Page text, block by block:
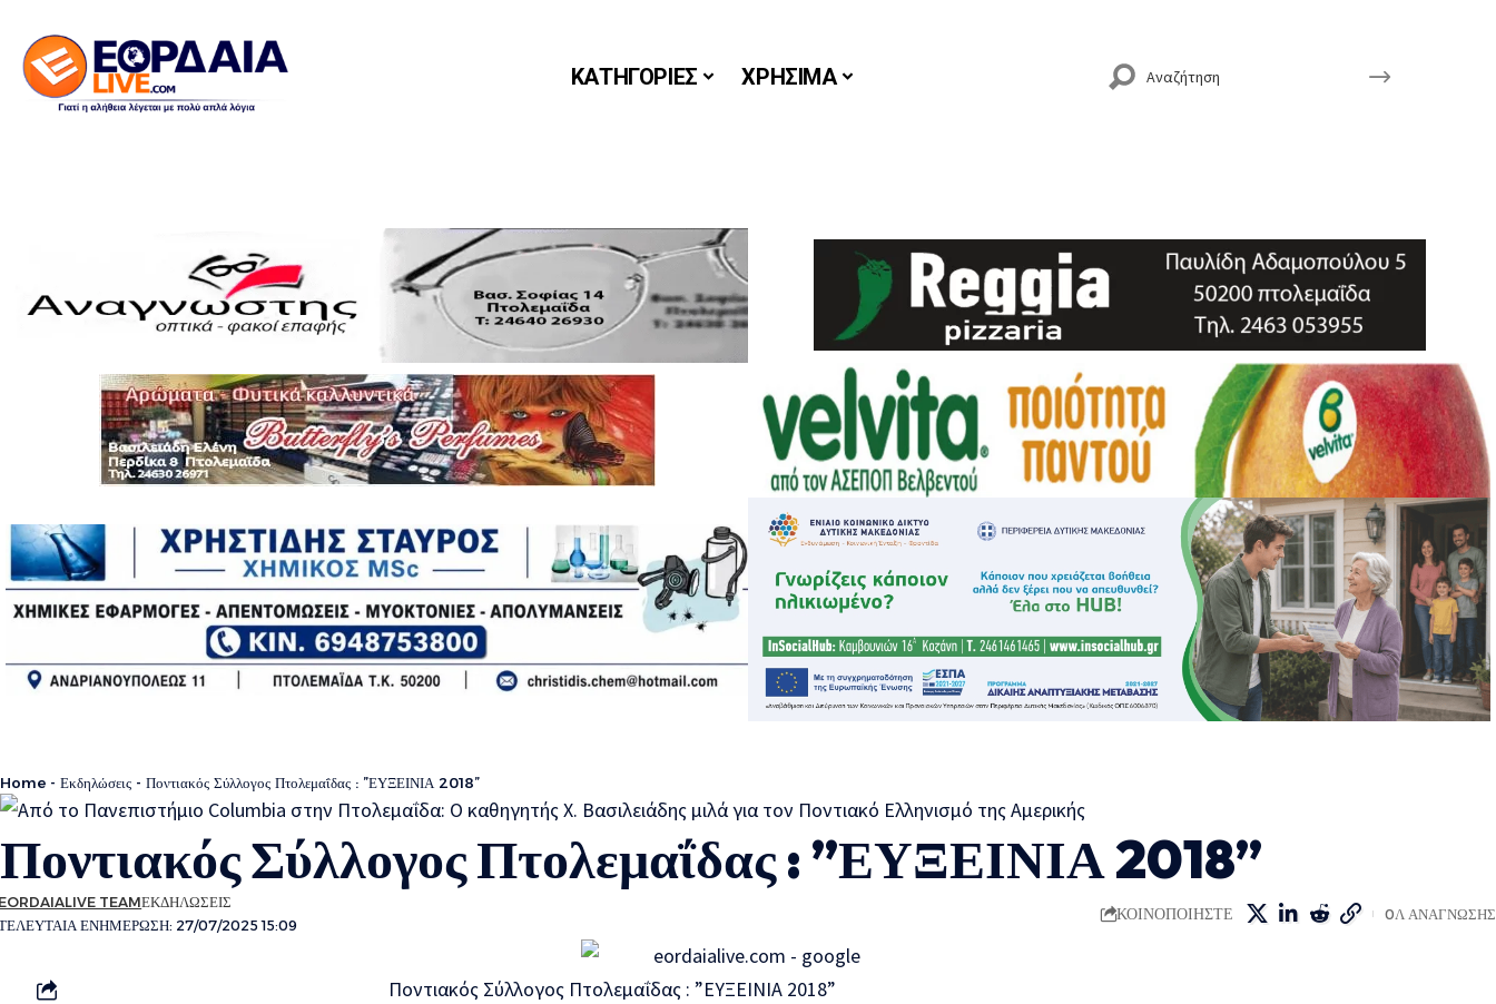
ΚΑΤΗΓΟΡΙΕΣ ΧΡΗΣΙΜΑ
Home - Εκδηλώσεις - Ποντιακός Σύλλογος Πτολεμαΐδας : ”ΕΥΞΕΙΝΙΑ 2018”
Ποντιακός Σύλλογος Πτολεμαΐδας : ”ΕΥΞΕΙΝΙΑ 2018”
ΕΝΗΜΕΡΩΣΗ: 27/07/2025 15:09
TEAMΕΚΔΗΛΩΣΕΙΣ
ΚΟΙΝΟΠΟΙΗΣΤΕ 0Λ ΑΝΑΓΝΩΣΗΣ
Ποντιακός Σύλλογος Πτολεμαΐδας : ”ΕΥΞΕΙΝΙΑ 2018”